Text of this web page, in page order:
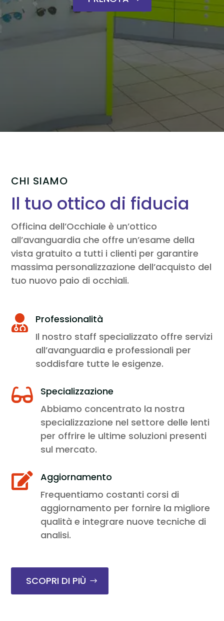
CHI SIAMO
Il tuo ottico di fiducia
Officina dell’Occhiale è un’ottico
all’avanguardia che offre un’esame della
vista gratuito a tutti i clienti per garantire
massima personalizzazione dell’acquisto del
tuo nuovo paio di occhiali.

Professionalità
Il nostro staff specializzato offre servizi
all’avanguardia e professionali per
soddisfare tutte le esigenze.

Specializzazione
Abbiamo concentrato la nostra
specializzazione nel settore delle lenti
per offrire le ultime soluzioni presenti
sul mercato.

Aggiornamento
Frequentiamo costanti corsi di
aggiornamento per fornire la migliore
qualità e integrare nuove tecniche di
analisi.
SCOPRI DI PIÙ